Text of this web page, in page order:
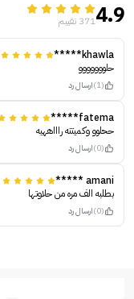
4.9371 تقييم
khawla*****
حلووووووو
(1) ارسال رد
fatema*****
ححلوو وكميتته راااههيه
(0) ارسال رد
amani *****
بطلبه الف مره من حلاوتها
(0) ارسال رد